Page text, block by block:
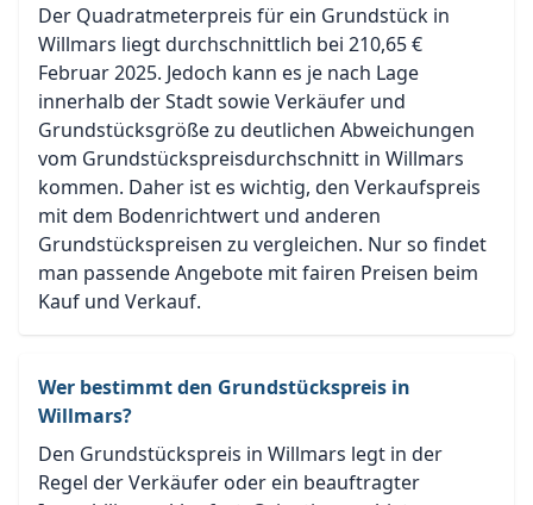
Der Quadratmeterpreis für ein Grundstück in
Willmars liegt durchschnittlich bei 210,65 €
Februar 2025. Jedoch kann es je nach Lage
innerhalb der Stadt sowie Verkäufer und
Grundstücksgröße zu deutlichen Abweichungen
vom Grundstückspreisdurchschnitt in Willmars
kommen. Daher ist es wichtig, den Verkaufspreis
mit dem Bodenrichtwert und anderen
Grundstückspreisen zu vergleichen. Nur so findet
man passende Angebote mit fairen Preisen beim
Kauf und Verkauf.
Wer bestimmt den Grundstückspreis in
Willmars?
Den Grundstückspreis in Willmars legt in der
Regel der Verkäufer oder ein beauftragter